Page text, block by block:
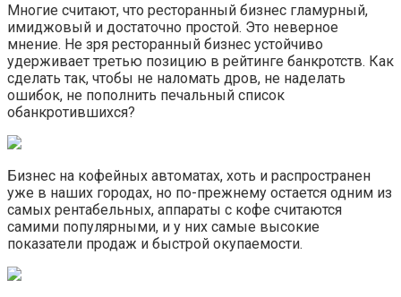
Многие считают, что ресторанный бизнес гламурный,
имиджовый и достаточно простой. Это неверное
мнение. Не зря ресторанный бизнес устойчиво
удерживает третью позицию в рейтинге банкротств. Как
сделать так, чтобы не наломать дров, не наделать
ошибок, не пополнить печальный список
обанкротившихся?
Бизнес на кофейных автоматах, хоть и распространен
уже в наших городах, но по-прежнему остается одним из
самых рентабельных, аппараты с кофе считаются
самими популярными, и у них самые высокие
показатели продаж и быстрой окупаемости.